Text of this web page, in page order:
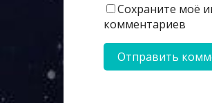
Сохраните моё
комментариев